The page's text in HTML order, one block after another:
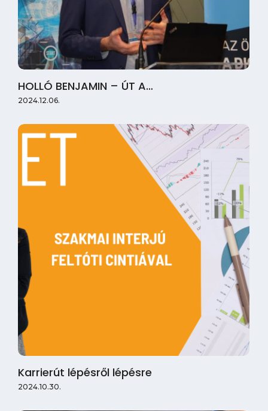
HOLLÓ BENJAMIN – ÚT A…
2024.12.06.
Karrierút lépésről lépésre
2024.10.30.